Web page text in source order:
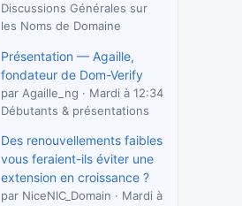
Discussions Générales sur
les Noms de Domaine
Présentation — Agaille,
fondateur de Dom-Verify
par Agaille_ng
Mardi à 12:34
Débutants & présentations
Des renouvellements faibles
vous feraient-ils éviter une
extension en croissance ?
par NiceNIC_Domain
Mardi à